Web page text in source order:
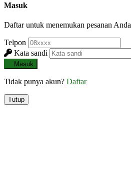
Masuk
Daftar untuk menemukan pesanan Anda
Telpon
Kata sandi
Masuk
Tidak punya akun? Daftar
Tutup